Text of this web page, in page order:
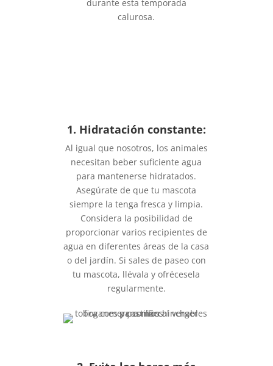
durante esta temporada
calurosa.
1. Hidratación constante:
Al igual que nosotros, los animales
necesitan beber suficiente agua
para mantenerse hidratados.
Asegúrate de que tu mascota
siempre la tenga fresca y limpia.
Considera la posibilidad de
proporcionar varios recipientes de
agua en diferentes áreas de la casa
o del jardín. Si sales de paseo con
tu mascota, llévala y ofrécesela
regularmente.